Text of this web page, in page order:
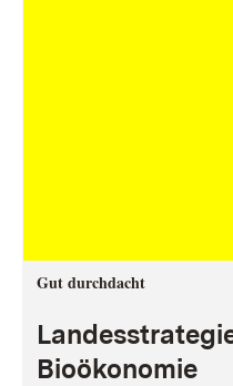
Gut durchdacht
Bioökonomie